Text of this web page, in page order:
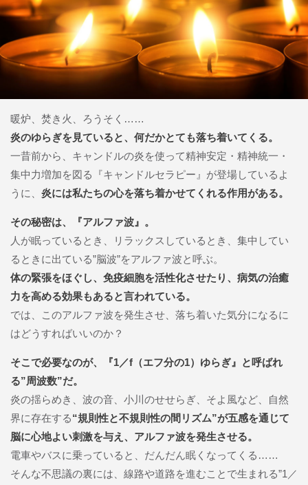
暖炉、焚き火、ろうそく……
炎のゆらぎを見ていると、何だかとても落ち着いてくる。
一昔前から、キャンドルの炎を使って精神安定・精神統一・
集中力増加を図る『キャンドルセラピー』が登場しているよ
うに、 炎には私たちの心を落ち着かせてくれる作用がある。
その秘密は、『アルファ波』。
人が眠っているとき、リラックスしているとき、集中してい
るときに出ている”脳波”をアルファ波と呼ぶ。
体の緊張をほぐし、免疫細胞を活性化させたり、病気の治癒
力を高める効果もあると言われている。
では、このアルファ波を発生させ、落ち着いた気分になるに
はどうすればいいのか？
そこで必要なのが、『1／f（エフ分の1）ゆらぎ』と呼ばれ
る”周波数”だ。
炎の揺らめき、波の音、小川のせせらぎ、そよ風など、自然
界に存在する“規則性と不規則性の間リズム”が五感を通じて
脳に心地よい刺激を与え、アルファ波を発生させる。
電車やバスに乗っていると、だんだん眠くなってくる……
そんな不思議の裏には、線路や道路を進むことで生まれる”1／